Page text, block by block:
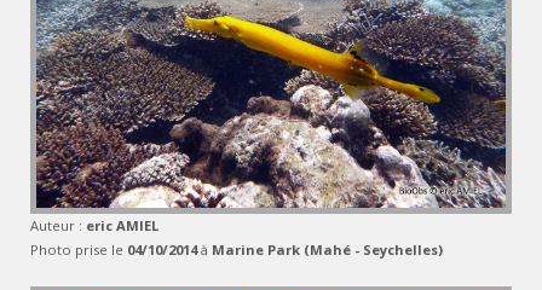
Auteur : eric AMIEL
Photo prise le 04/10/2014à Marine Park (Mahé - Seychelles)